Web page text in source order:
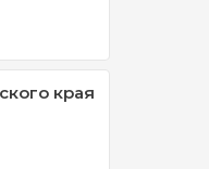
края